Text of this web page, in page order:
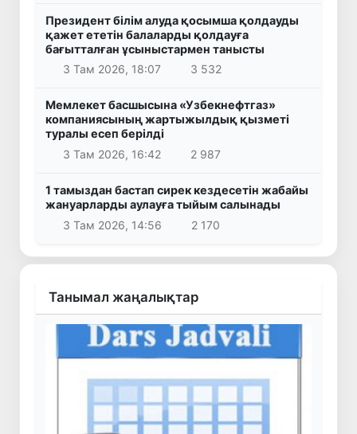
Президент білім алуда қосымша қолдауды
қажет ететін балаларды қолдауға
бағытталған ұсыныстармен танысты
3 Там 2026, 18:07
3 532
Мемлекет басшысына «Узбекнефтгаз»
компаниясының жартыжылдық қызметі
туралы есеп берілді
3 Там 2026, 16:42
2 987
1 тамыздан бастап сирек кездесетін жабайы
жануарларды аулауға тыйым салынады
3 Там 2026, 14:56
2 170
Танымал жаңалықтар